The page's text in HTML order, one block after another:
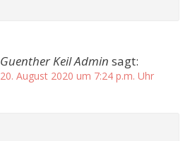
Guenther Keil Admin sagt:
20. August 2020 um 7:24 p.m. Uhr